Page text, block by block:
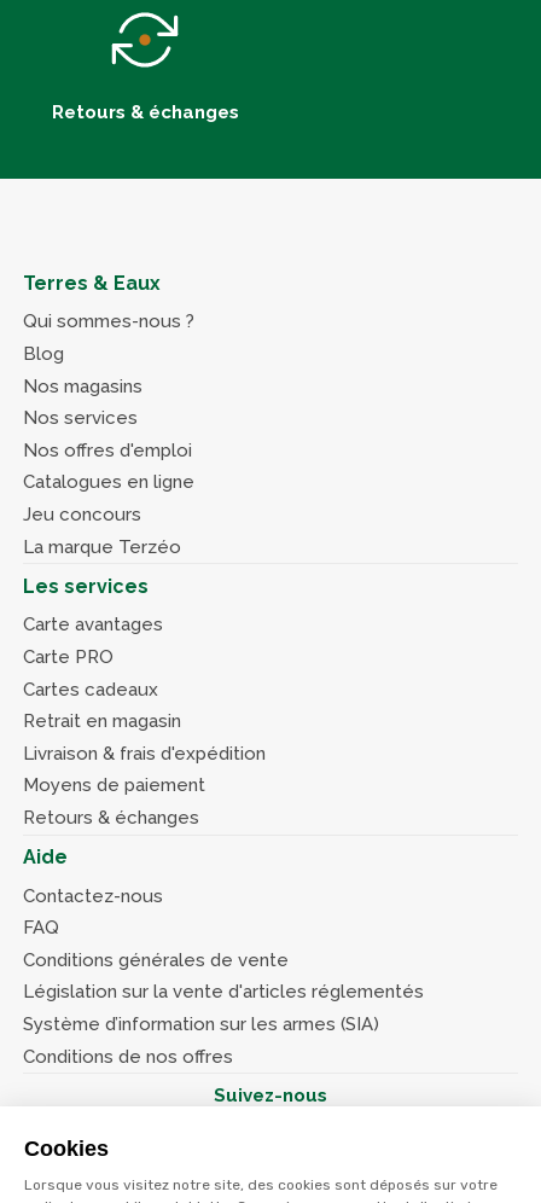
Cookies
Lorsque vous visitez notre site, des cookies sont déposés sur votre
Retours & échanges
Terres & Eaux
Qui sommes-nous ?
Blog
Nos magasins
Nos services
Nos offres d'emploi
Catalogues en ligne
Jeu concours
La marque Terzéo
Les services
Carte avantages
Carte PRO
Cartes cadeaux
Retrait en magasin
Livraison & frais d'expédition
Moyens de paiement
Retours & échanges
Aide
Contactez-nous
FAQ
Conditions générales de vente
Législation sur la vente d'articles réglementés
Système d’information sur les armes (SIA)
Conditions de nos offres
Suivez-nous